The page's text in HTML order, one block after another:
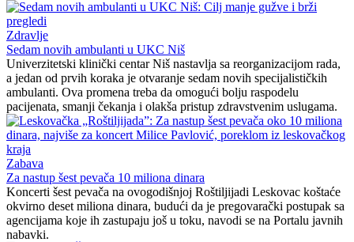
Zdravlje
Sedam novih ambulanti u UKC Niš
Univerzitetski klinički centar Niš nastavlja sa reorganizacijom rada,
a jedan od prvih koraka je otvaranje sedam novih specijalističkih
ambulanti. Ova promena treba da omogući bolju raspodelu
pacijenata, smanji čekanja i olakša pristup zdravstvenim uslugama.
Zabava
Za nastup šest pevača 10 miliona dinara
Koncerti šest pevača na ovogodišnjoj Roštiljijadi Leskovac koštaće
okvirno deset miliona dinara, budući da je pregovarački postupak sa
agencijama koje ih zastupaju još u toku, navodi se na Portalu javnih
nabavki.